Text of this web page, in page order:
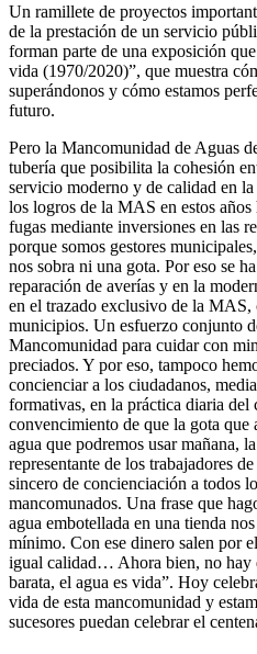
Un ramillete de proyectos
de la prestación de un servicio
forman parte de una exposición
vida (1970/2020)”, que muestra
superándonos y cómo estamos
futuro.
Pero la Mancomunidad de Aguas
tubería que posibilita la cohesión
servicio moderno y de calidad en
los logros de la MAS en estos
fugas mediante inversiones en las
porque somos gestores
nos sobra ni una gota. Por eso se
reparación de averías y en la
en el trazado exclusivo de la MAS,
municipios. Un esfuerzo conjunto
Mancomunidad para cuidar con
preciados. Y por eso, tampoco
concienciar a los ciudadanos,
formativas, en la práctica diaria del
convencimiento de que la gota que
agua que podremos usar mañana,
representante de los trabajadores
sincero de concienciación a todos
mancomunados. Una frase que
agua embotellada en una tienda
mínimo. Con ese dinero salen por
igual calidad… Ahora bien, no hay
barata, el agua es vida”. Hoy
vida de esta mancomunidad y
sucesores puedan celebrar el